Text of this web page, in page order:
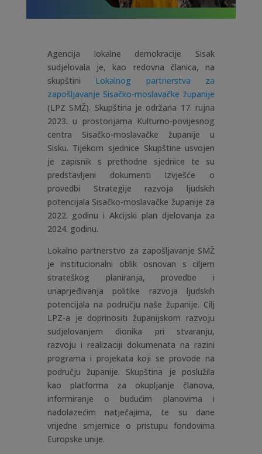
Agencija lokalne demokracije Sisak
sudjelovala je, kao redovna članica, na
skupštini Lokalnog partnerstva za
zapošljavanje Sisačko-moslavačke županije
(LPZ SMŽ). Skupština je održana 17. rujna
2023. u prostorijama Kulturno-povijesnog
centra Sisačko-moslavačke županije u
Sisku. Tijekom sjednice Skupštine usvojen
je zapisnik s prethodne sjednice te su
predstavljeni dokumenti Izvješće o
provedbi Strategije razvoja ljudskih
potencijala Sisačko-moslavačke županije za
2022. godinu i Akcijski plan djelovanja za
2024. godinu.
Lokalno partnerstvo za zapošljavanje SMŽ
je institucionalni oblik osnovan s ciljem
strateškog planiranja, provedbe i
unaprjeđivanja politike razvoja ljudskih
potencijala na području naše županije. Cilj
LPZ-a je doprinositi županijskom razvoju
sudjelovanjem dionika pri stvaranju,
razvoju i realizaciji dokumenata na razini
programa i projekata koji se provode na
području županije. Skupština je poslužila
kao platforma za okupljanje članova,
informiranje o budućim planovima i
nadolazećim natječajima, te su dane
vrijedne smjernice o pristupu fondovima
Europske unije.